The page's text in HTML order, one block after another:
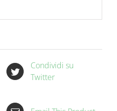
Condividi su
Twitter